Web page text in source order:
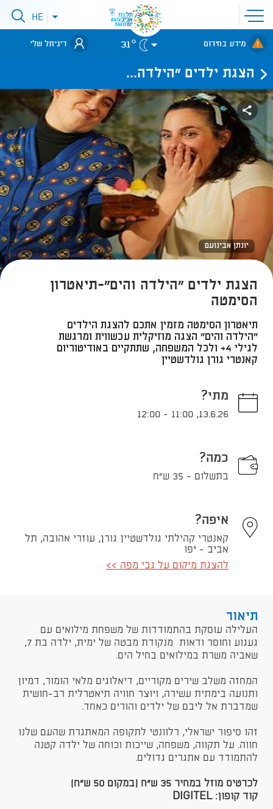
פתיחת
תפריט
אתר
לאתר עיריית
תל-אביב
פתיחתHE
מידע בחירום 31° דיגיתל שלי
הצגת ילדים "הילדה...
יונתן אבינועם
הצגת ילדים "הילדה והים"-תיאטרון
הסימטה
תיאטרון הסימטה מזמין אתכם להצגת הילדים
"הילדה והים" הצגה מוזיקלית עכשווית ומרגשת
לגילי 4+ ולכל המשפחה, שתתקיים באודיטוריום
קאנטרי גורן גולדשטיין
מתי?
13.6.26
,
11:00
-
12:00
כמה?
בתשלום - 35 ש"ח
איפה?
קאנטרי קהילתי גולדשטיין גורן, עוזרי אהובה, תל
אביב - יפו
להצגת מיקום על גבי מפה >>
תיאור
העלילה עוסקת בהתמודדות של משפחת מילואים עם
געגוע וחוסר ודאות מנקודת מבטה של ימית, ילדה בת 7,
שאביה משרת במילואים בחיל הים.
המחזה משלב שירים מקוריים, דיאלוגים מלאי הומור, דמיון
ותנועה בימתית עשירה, ויוצר חוויה תיאטרלית רב-חושית
שמדברת אל ליבם של ילדים והורים כאחד.
זהו סיפור ישראלי, רלוונטי לתקופה המאתגרת שהעם שלנו
חווה. על תקווה, משפחה, שייכות וכוחה של ילדה קטנה
להתמודד עם אתגרים גדולים.
לכרטיס מוזל במחיר 35 ש"ח (במקום 50 ש"ח)
קוד קופון: DIGITEL